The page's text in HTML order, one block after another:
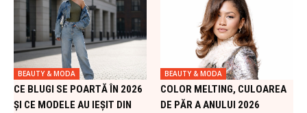
BEAUTY & MODA
CE BLUGI SE POARTĂ ÎN 2026
ȘI CE MODELE AU IEȘIT DIN
BEAUTY & MODA
COLOR MELTING, CULOAREA
DE PĂR A ANULUI 2026